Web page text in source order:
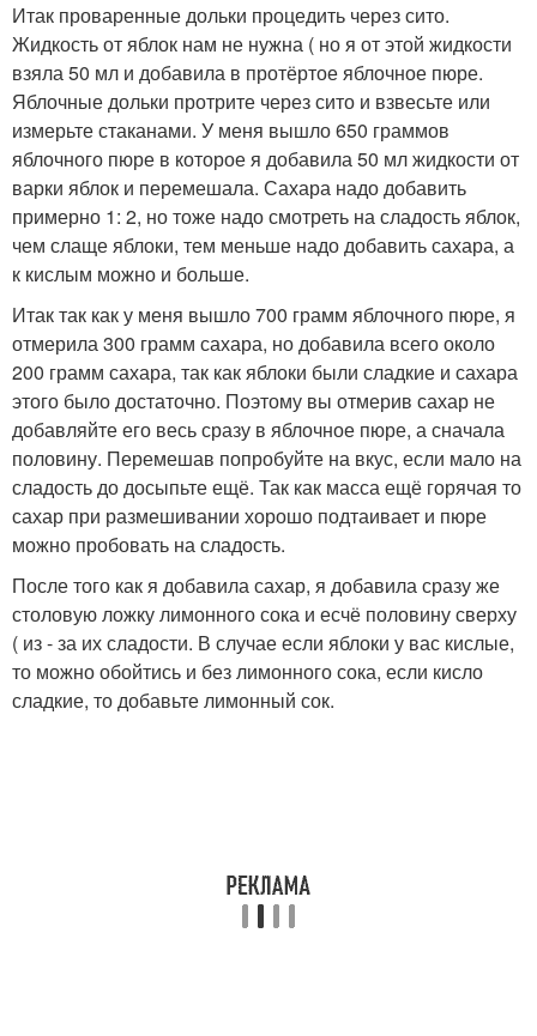
Итак проваренные дольки процедить через сито.
Жидкость от яблок нам не нужна ( но я от этой жидкости
взяла 50 мл и добавила в протёртое яблочное пюре.
Яблочные дольки протрите через сито и взвесьте или
измерьте стаканами. У меня вышло 650 граммов
яблочного пюре в которое я добавила 50 мл жидкости от
варки яблок и перемешала. Сахара надо добавить
примерно 1: 2, но тоже надо смотреть на сладость яблок,
чем слаще яблоки, тем меньше надо добавить сахара, а
к кислым можно и больше.
Итак так как у меня вышло 700 грамм яблочного пюре, я
отмерила 300 грамм сахара, но добавила всего около
200 грамм сахара, так как яблоки были сладкие и сахара
этого было достаточно. Поэтому вы отмерив сахар не
добавляйте его весь сразу в яблочное пюре, а сначала
половину. Перемешав попробуйте на вкус, если мало на
сладость до досыпьте ещё. Так как масса ещё горячая то
сахар при размешивании хорошо подтаивает и пюре
можно пробовать на сладость.
После того как я добавила сахар, я добавила сразу же
столовую ложку лимонного сока и есчё половину сверху
( из - за их сладости. В случае если яблоки у вас кислые,
то можно обойтись и без лимонного сока, если кисло
сладкие, то добавьте лимонный сок.